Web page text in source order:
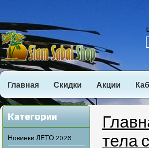
Главная Скидки Акции
Категории
Новинки ЛЕТО 2026
тела